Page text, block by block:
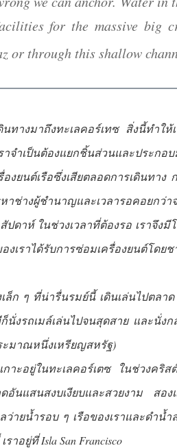
for the massive big
or through this shallow
ทางมาถึงทะเลคอร์เทซ สิ่งนี้ทำให้
จำเป็นต้องแยกชิ้นส่วนและประกอบ
ยนต์เรือซึ่งเสียตลอดการเดินทาง
าช่างผู้ชำนาญและเวลารอคอยกว่
ปดาห์ ในช่วงเวลาที่ต้องรอ เราจึงมี
งเราได้รับการซ่อมเครื่องยนต์โดย
ล็ก ๆ ที่น่ารื่นรมย์นี้ เดินเล่นไปตลา
นั่งรถเมล์เล่นไปจนสุดสาย และนั่ง
ะมาณหนึ่งเหรียญสหรัฐ)
กาะอยู่ในทะเลคอร์เตซ ในช่วงคริ
อันแสนสงบเงียบและสวยงาม สอ
ายน้ำรอบ ๆ เรือของเราและดำน้ำ
อยู่ที่ Isla San Francisco